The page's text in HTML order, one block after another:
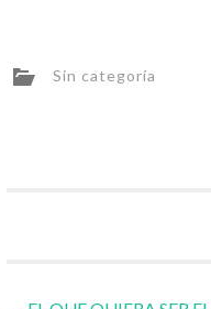
Sin categoría
Navegador